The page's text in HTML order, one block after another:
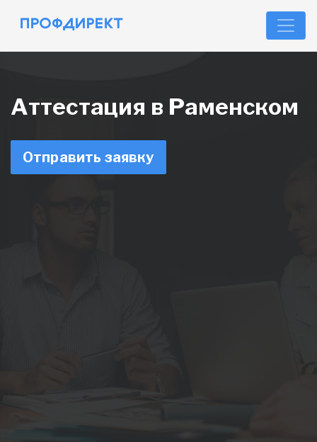
Аттестация в Раменском
Отправить заявку